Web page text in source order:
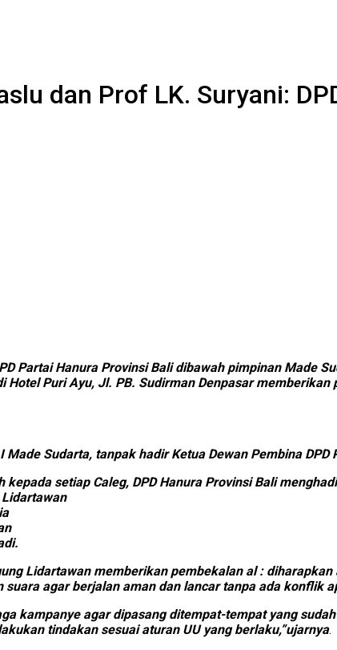
dan Prof LK. Suryani:
Hanura Provinsi Bali dibawah pimpinan Made
Puri Ayu, Jl. PB. Sudirman Denpasar
Made Sudarta, tanpak hadir Ketua Dewan Pembina
kepada setiap Caleg, DPD Hanura Provinsi Bali
Lidartawan
Lidartawan memberikan pembekalan al :
suara agar berjalan aman dan lancar tanpa ada konflik
kampanye agar dipasang ditempat-tempat yang
tindakan sesuai aturan UU yang berlaku,”ujarnya.